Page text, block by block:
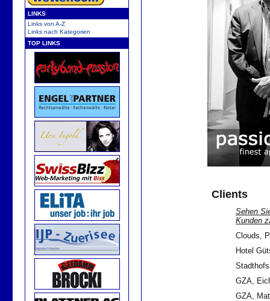
LINKS
Links von A-Z
Links nach Kategorien
TOP LINKS
Clients
Sehen
Kunden
Clouds,
Hotel
GZA,
GZA,